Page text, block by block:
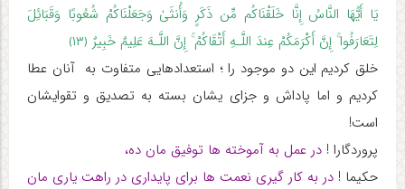
یَا أَیُّهَا النَّاسُ إِنَّا خَلَقْنَاکُم مِّن ذَکَرٍ وَأُنثَىٰ وَجَعَلْنَاکُمْ شُعُوبًا وَقَبَائِلَ
لِتَعَارَفُوا ۚ إِنَّ أَکْرَمَکُمْ عِندَ اللَّـهِ أَتْقَاکُمْ ۚ إِنَّ اللَّـهَ عَلِیمٌ خَبِیرٌ ﴿۱۳﴾
خلق کردیم این دو موجود را ؛ استعدادهایی متفاوت به آنان عطا
کردیم و اما پاداش و جزای یشان بسته به تصدیق و تقوایشان
است!
پروردگارا ! در عمل به آموخته ها توفیق مان ده،
حکیما ! در به کار گیری نعمت ها برای پایداری در راهت یاری مان